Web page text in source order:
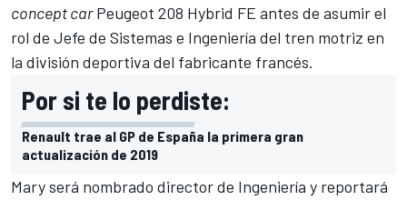
concept carPeugeot 208 Hybrid FE antes de asumir el
rol de Jefe de Sistemas e Ingeniería del tren motriz en
la división deportiva del fabricante francés.
Por si te lo perdiste:
Renault trae al GP de España la primera gran
actualización de 2019
Mary será nombrado director de Ingeniería y reportará